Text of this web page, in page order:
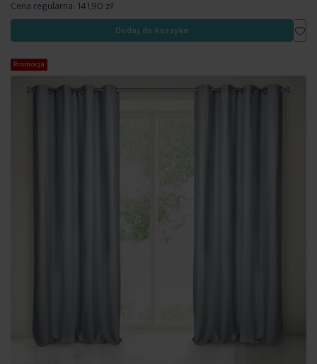
Cena regularna: 141,90 zł
Dodaj do koszyka
Promocja